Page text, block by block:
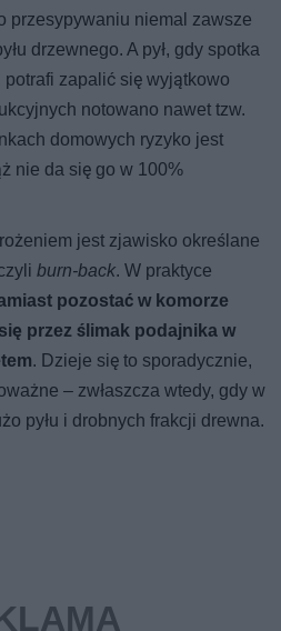
przesypywaniu niemal zawsze
drzewnego. A pył, gdy spotka
zapalić się wyjątkowo
notowano nawet tzw.
domowych ryzyko jest
nie da się go w 100%
jest zjawisko określane
burn-back. W praktyce
pozostać w komorze
przez ślimak podajnika w
. Dzieje się to sporadycznie,
– zwłaszcza wtedy, gdy w
pyłu i drobnych frakcji drewna.